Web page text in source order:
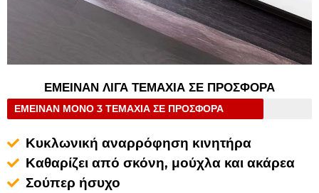
ΕΜΕΙΝΑΝ ΛΙΓΑ ΤΕΜΑΧΙΑ ΣΕ ΠΡΟΣΦΟΡΑ
ΕΜΕΙΝΑΝ ΜΟΝΟ 3 ΤΕΜΑΧΙΑ ΣΕ ΠΡΟΣΦΟΡΑ
Κυκλωνική αναρρόφηση κινητήρα
Καθαρίζει από σκόνη, μούχλα και ακάρεα
Σούπερ ήσυχο